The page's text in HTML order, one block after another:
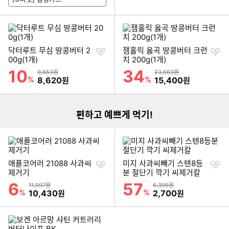
닥터루트 무심 땅콩버터 2
00g(1개)
할인률
10%
상품금액
9,653원
할인금액
8,620원
찜
잼홀릭 옳곡 땅콩버터 크런
치 200g(1개)
할인률
34%
상품금액
23,663원
할인금액
15,400원
찜
편하고 예쁘게 먹기!
애플코어러 21088 사과씨
제거기
할인률
6%
상품금액
11,097원
할인금액
10,430원
찜
미지 사과씨빼기 스텐8등
분 절단기 깍기 씨제거칼
할인률
57%
상품금액
6,395원
할인금액
2,700원
찜